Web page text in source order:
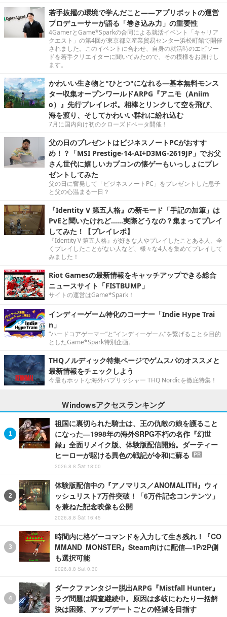
若手抜擢の環境で学んだこと――アプリボットの運営
プロデューサーが語る「巻き込み力」の重要性
4GamerとGame*Sparkの合同による就活イベント「キャリア
クエスト」の第4回が東京都立産業貿易センター浜松町館で開催
されました。このイベントに合わせ、自身の就活時のエピソー
ドを若手クリエイターに聞いてみたので、その模様をお届けし
ます。
かわいい生き物と"ひとつ"になれる―基本無料モンス
ター収集オープンワールドARPG『アニモ（Aniim
o）』先行プレイレポ。相棒とリンクして空を飛び、
海を渡り、そしてかわいい群れに紛れ込む
7月に国内向け初のクローズドベータ開催！
父の日のプレゼントはビジネスノートPCがおすす
め！？「MSI Prestige-14-AI+D3MG-2619JP」でお父
さん世代に嬉しいカプコンの懐ゲーもいっしょにプレ
ゼントしてみた
父の日に奮発して「ビジネスノートPC」をプレゼントした息子
と父の心温まる一日？
『Identity V 第五人格』の新モード「手記の加筆」は
PvEと聞いたけれど……実際どうなの？集まってプレイ
してみた！【プレイレポ】
『Identity V 第五人格』が好きな人やプレイしたことある人、全
くプレイしたことがない人など、様々な4人を集めてプレイして
みました！
Riot Gamesの最新情報をキャッチアップできる総合
ニュースサイト「FISTBUMP」
サイトの運営はGame*Spark！
インディーゲーム特化のコーナー「Indie Hype Trai
n」
“ハードコアゲーマー”と“インディーゲーム”を繋げることを目的
としたGame*Spark特別企画。
THQノルディック特集ページでゲムスパのオススメと
最新情報をチェックしよう
今最もホットな海外パブリッシャー THQ Nordicを徹底特集！
Windowsアクセスランキング
祖国に裏切られた騎士は、王の仇敵の娘を護ること
になった―1998年の海外SRPG不朽の名作『幻世
録』全面リメイク版、体験版配信開始。ダーティー
ヒーローが駆ける異色の戦記が令和に蘇る
PR
2026.8.8 Sat 18:00
体験版配信中の『アノマリス／ANOMALITH』ウィ
ッシュリスト7万件突破！「6万件記念コンテンツ」
を兼ねた記念映像も公開
2026.8.8 Sat 16:45
時間内に格ゲーコマンドを入力して生き残れ！『CO
MMAND MONSTER』Steam向けに配信―1P/2P側
も選択可能
2026.8.8 Sat 0:30
ダークファンタジー脱出ARPG『Mistfall Hunter』
ラグ問題は調査継続中。原因は多岐にわたり一括解
決は困難、アップデートごとの軽減を目指す